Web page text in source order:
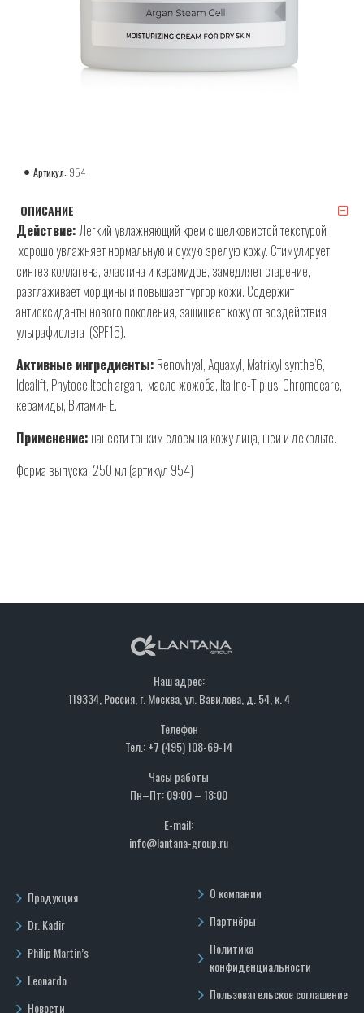
Артикул: 954
ОПИСАНИЕ
Действие:Легкий увлажняющий крем с шелковистой текстурой
хорошо увлажняет нормальную и сухую зрелую кожу. Стимулирует
синтез коллагена, эластина и керамидов, замедляет старение,
разглаживает морщины и повышает тургор кожи. Содержит
антиоксиданты нового поколения, защищает кожу от воздействия
ультрафиолета (SPF15).
Активные ингредиенты: Renovhyal, Aquaxyl, Matrixyl synthe’6,
Idealift, Phytocelltech argan, масло жожоба, Italine-T plus, Chromocare,
керамиды, Витамин E.
Применение: нанести тонким слоем на кожу лица, шеи и декольте.
Форма выпуска: 250 мл (артикул 954)
Наш адрес:
119334, Россия, г. Москва, ул. Вавилова, д. 54, к. 4
Телефон
Тел.: +7 (495) 108-69-14
Часы работы
Пн–Пт: 09:00 – 18:00
E-mail:
info@lantana-group.ru
Продукция
Dr. Kadir
Philip Martin’s
Leonardo
Новости
О компании
Партнёры
Политика
конфиденциальности
Пользовательское соглашение